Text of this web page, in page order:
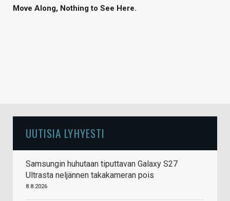
HAKU
Move Along, Nothing to See Here.
UUTISIA LYHYESTI
Samsungin huhutaan tiputtavan Galaxy S27
Ultrasta neljännen takakameran pois
8.8.2026